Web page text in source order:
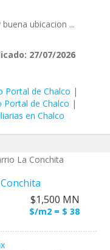
ubicacion ...
27/07/2026
Portal de Chalco |
Portal de Chalco |
en Chalco
$1,500 MN
$/m2 = $ 38